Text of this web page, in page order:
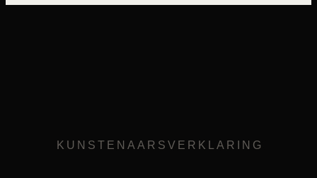
KUNSTENAARSVERKLARING